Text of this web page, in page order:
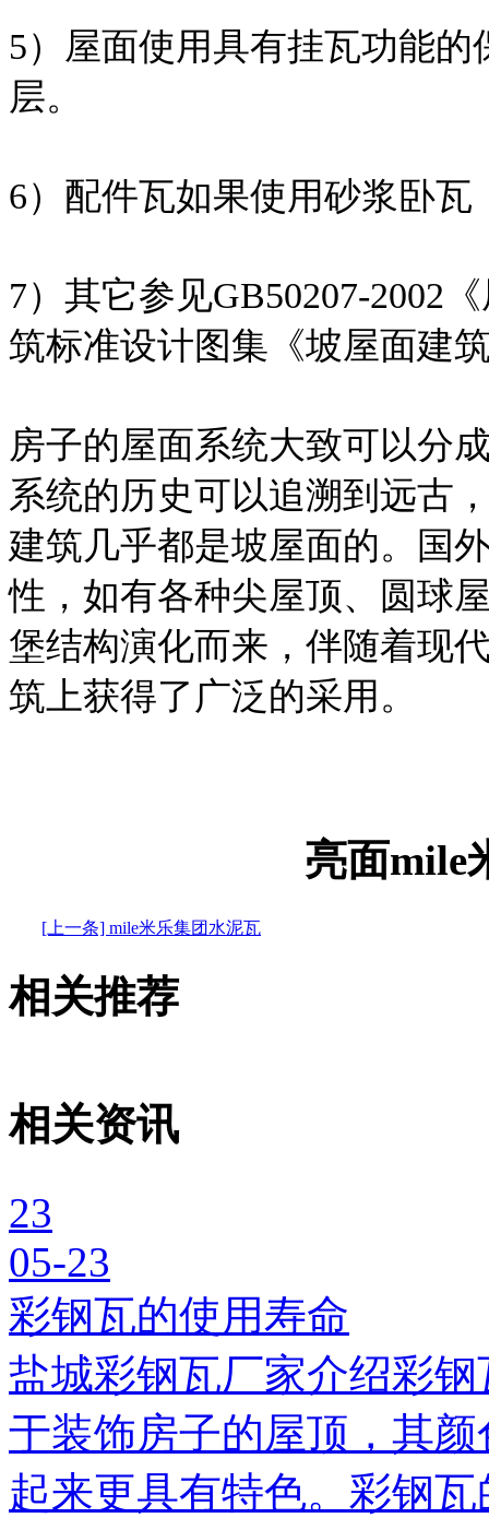
5）屋面使用具有挂瓦功能
层。
6）配件瓦如果使用砂浆卧
7）其它参见GB50207-2002
筑标准设计图集《坡屋面建
房子的屋面系统大致可以分
系统的历史可以追溯到远古
建筑几乎都是坡屋面的。国
性，如有各种尖屋顶、圆球
堡结构演化而来，伴随着现
筑上获得了广泛的采用。
亮面mile
[上一条] mile米乐集团水泥瓦
相关推荐
相关资讯
23
05-23
彩钢瓦的使用寿命
盐城彩钢瓦厂家介绍彩
于装饰房子的屋顶，其
起来更具有特色。彩钢